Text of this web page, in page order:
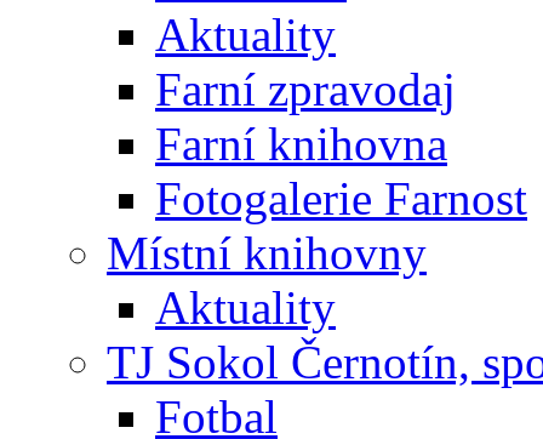
Aktuality
Farní zpravodaj
Farní knihovna
Fotogalerie Farnost
Místní knihovny
Aktuality
TJ Sokol Černotín,
Fotbal